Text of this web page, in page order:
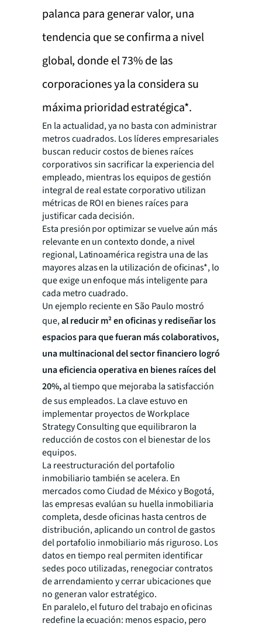
palanca para generar valor, una
tendencia que se confirma a nivel
global, donde el 73% de las
corporaciones ya la considera su
máxima prioridad estratégica*.
En la actualidad, ya no basta con administrar
metros cuadrados. Los líderes empresariales
buscan reducir costos de bienes raíces
corporativos sin sacrificar la experiencia del
empleado, mientras los equipos de gestión
integral de real estate corporativo utilizan
métricas de ROI en bienes raíces para
justificar cada decisión.
Esta presión por optimizar se vuelve aún más
relevante en un contexto donde, a nivel
regional, Latinoamérica registra una de las
mayores alzas en la utilización de oficinas*, lo
que exige un enfoque más inteligente para
cada metro cuadrado.
Un ejemplo reciente en São Paulo mostró
que,al reducir m² en oficinas y rediseñar los
espacios para que fueran más colaborativos,
una multinacional del sector financiero logró
una eficiencia operativa en bienes raíces del
20%,al tiempo que mejoraba la satisfacción
de sus empleados. La clave estuvo en
implementar proyectos deWorkplace
Strategy Consultingque equilibraron la
reducción de costos con el bienestar de los
equipos.
La reestructuración del portafolio
inmobiliario también se acelera. En
mercados como Ciudad de México y Bogotá,
las empresas evalúan su huella inmobiliaria
completa, desde oficinas hasta centros de
distribución, aplicando un control de gastos
del portafolio inmobiliario más riguroso. Los
datos en tiempo real permiten identificar
sedes poco utilizadas, renegociar contratos
de arrendamiento y cerrar ubicaciones que
no generan valor estratégico.
En paralelo, el futuro del trabajo en oficinas
redefine la ecuación: menos espacio, pero